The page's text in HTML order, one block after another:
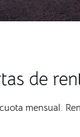
de
mensual.